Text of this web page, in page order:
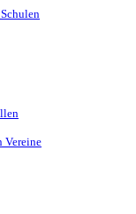
Vereine